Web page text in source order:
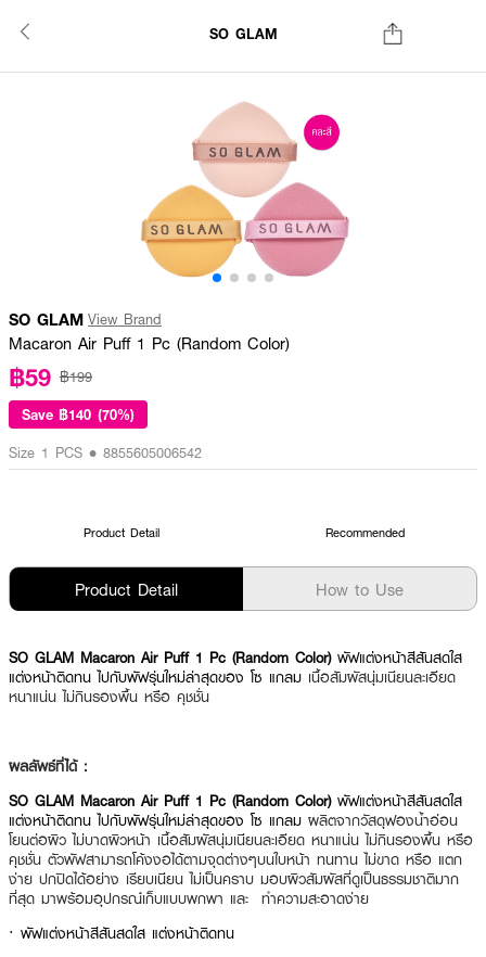
SO GLAM
SO GLAM View Brand
Macaron Air Puff 1 Pc (Random Color)
฿59 ฿199
Save ฿140 (70%)
Size 1 PCS • 8855605006542
Product Detail Recommended
Product Detail How to Use
SO GLAM Macaron Air Puff 1 Pc (Random Color) พัฟแต่งหน้าสีสันสดใส
แต่งหน้าติดทน ไปกับพัฟรุ่นใหม่ล่าสุดของ โซ แกลม เนื้อสัมผัสนุ่มเนียนละเอียด
หนาแน่น ไม่กินรองพื้น หรือ คุชชั่น
ผลลัพธ์ที่ได้ :
SO GLAM Macaron Air Puff 1 Pc (Random Color) พัฟแต่งหน้าสีสันสดใส
แต่งหน้าติดทน ไปกับพัฟรุ่นใหม่ล่าสุดของ โซ แกลม ผลิตจากวัสดุฟองน้ำอ่อน
โยนต่อผิว ไม่บาดผิวหน้า เนื้อสัมผัสนุ่มเนียนละเอียด หนาแน่น ไม่กินรองพื้น หรือ
คุชชั่น ตัวพัฟสามารถโค้งงอได้ตามจุดต่างๆบนใบหน้า ทนทาน ไม่ขาด หรือ แตก
ง่าย ปกปิดได้อย่าง เรียบเนียน ไม่เป็นคราบ มอบผิวสัมผัสที่ดูเป็นธรรมชาติมาก
ที่สุด มาพร้อมอุปกรณ์เก็บแบบพกพา และ ทำความสะอาดง่าย
· พัฟแต่งหน้าสีสันสดใส แต่งหน้าติดทน